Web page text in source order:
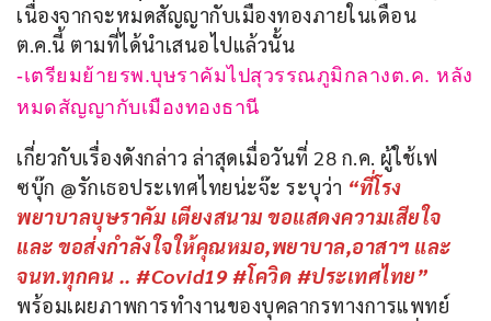
เนื่องจากจะหมดสัญญากับเมืองทองภายในเดือน
ต.ค.นี้ ตามที่ได้นำเสนอไปแล้วนั้น
-เตรียมย้ายรพ.บุษราคัมไปสุวรรณภูมิกลางต.ค. หลัง
หมดสัญญากับเมืองทองธานี
เกี่ยวกับเรื่องดังกล่าว ล่าสุดเมื่อวันที่ 28 ก.ค. ผู้ใช้เฟ
ซบุ๊ก @รักเธอประเทศไทยน่ะจ๊ะ ระบุว่า “ที่โรง
พยาบาลบุษราคัม เตียงสนาม ขอแสดงความเสียใจ
และ ขอส่งกำลังใจให้คุณหมอ,พยาบาล,อาสาฯ และ
จนท.ทุกคน .. #Covid19 #โควิด #ประเทศไทย”
พร้อมเผยภาพการทำงานของบุคลากรทางการแพทย์